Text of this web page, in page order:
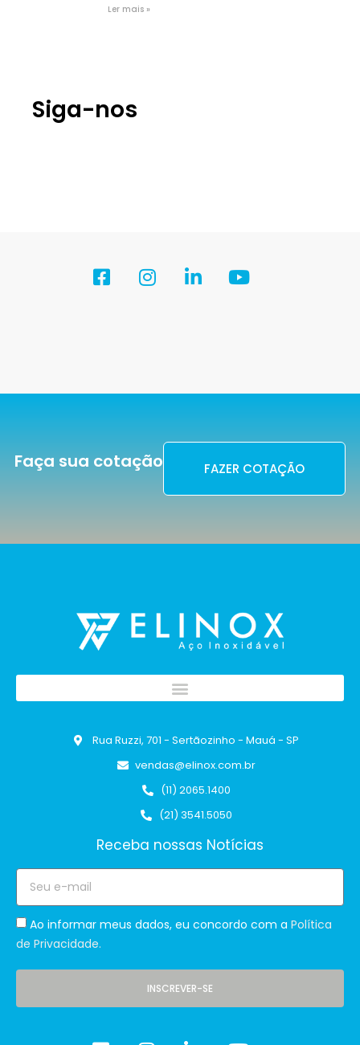
Ler mais »
Siga-nos
Faça sua cotação FAZER COTAÇÃO
Rua Ruzzi, 701 - Sertãozinho - Mauá - SP
vendas@elinox.com.br
(11) 2065.1400
(21) 3541.5050
Receba nossas Notícias
Ao informar meus dados, eu concordo com a Política
de Privacidade.
INSCREVER-SE